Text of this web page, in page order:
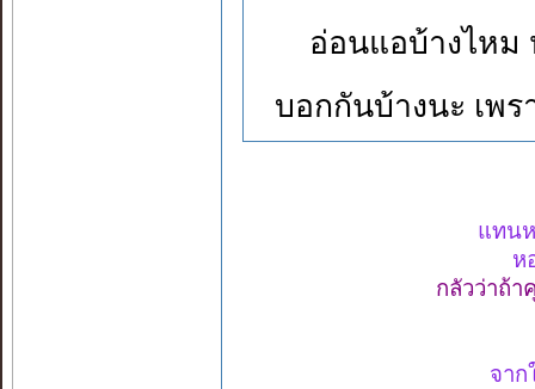
อ่อนแอบ้างไหม
บอกกันบ้างนะ เพร
แทน
ห
กลัวว่าถ้า
จาก